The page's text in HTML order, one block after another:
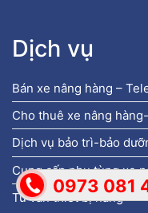
0973 081
Dịch vụ
Bán xe nâng hàng –
Cho thuê xe nâng
Dịch vụ bảo trì-bảo
Cung cấp phụ tùng xe
Tư vấn thiết bị nâng